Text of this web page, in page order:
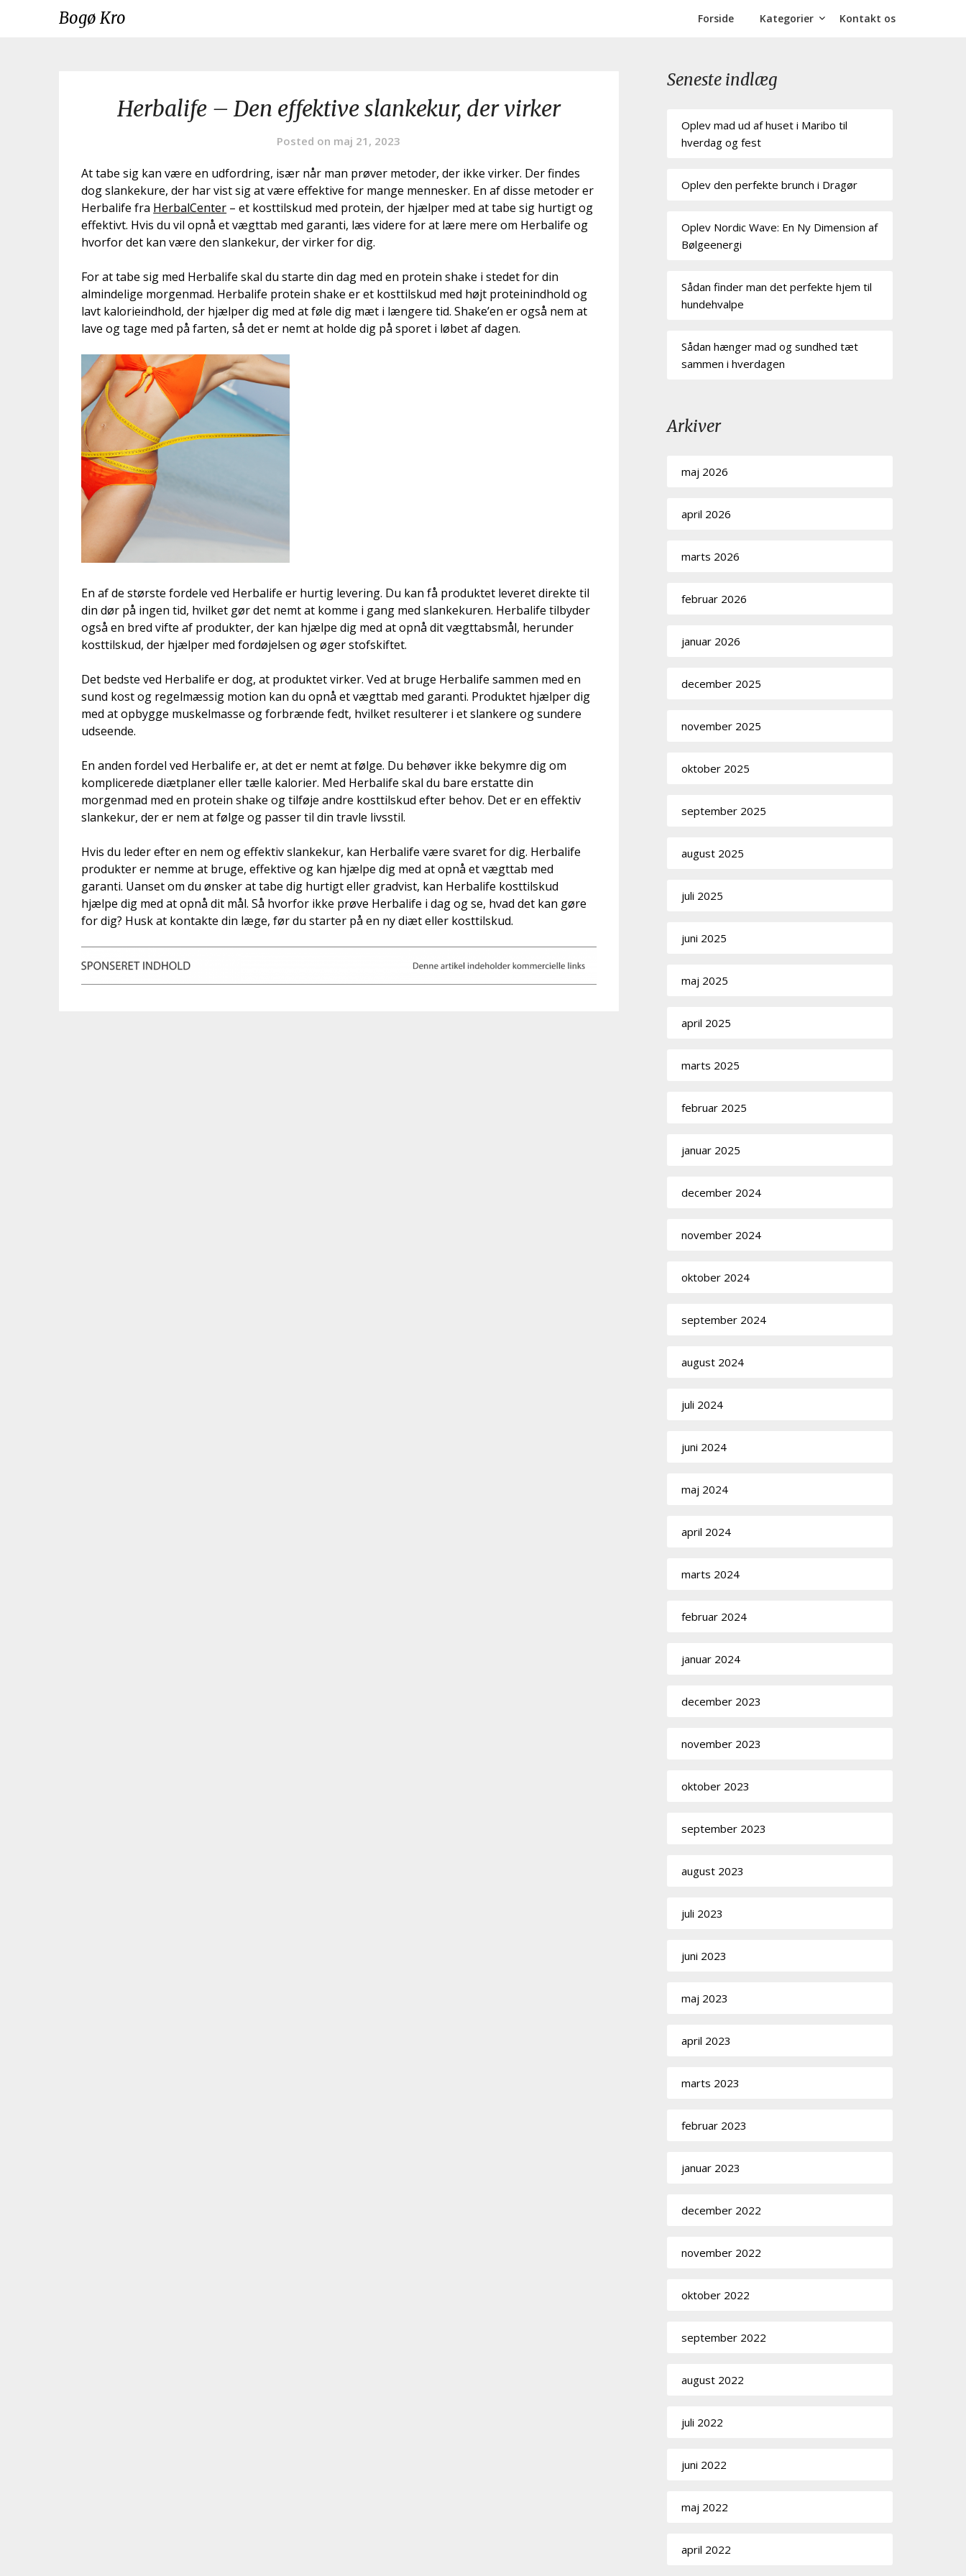
Bogø Kro Forside Kategorier Kontakt os
Herbalife – Den effektive slankekur, der virker
Posted on maj 21, 2023
At tabe sig kan være en udfordring, især når man prøver metoder, der ikke virker. Der findes
dog slankekure, der har vist sig at være effektive for mange mennesker. En af disse metoder er
Herbalife fra HerbalCenter – et kosttilskud med protein, der hjælper med at tabe sig hurtigt og
effektivt. Hvis du vil opnå et vægttab med garanti, læs videre for at lære mere om Herbalife og
hvorfor det kan være den slankekur, der virker for dig.
For at tabe sig med Herbalife skal du starte din dag med en protein shake i stedet for din
almindelige morgenmad. Herbalife protein shake er et kosttilskud med højt proteinindhold og
lavt kalorieindhold, der hjælper dig med at føle dig mæt i længere tid. Shake’en er også nem at
lave og tage med på farten, så det er nemt at holde dig på sporet i løbet af dagen.
En af de største fordele ved Herbalife er hurtig levering. Du kan få produktet leveret direkte til
din dør på ingen tid, hvilket gør det nemt at komme i gang med slankekuren. Herbalife tilbyder
også en bred vifte af produkter, der kan hjælpe dig med at opnå dit vægttabsmål, herunder
kosttilskud, der hjælper med fordøjelsen og øger stofskiftet.
Det bedste ved Herbalife er dog, at produktet virker. Ved at bruge Herbalife sammen med en
sund kost og regelmæssig motion kan du opnå et vægttab med garanti. Produktet hjælper dig
med at opbygge muskelmasse og forbrænde fedt, hvilket resulterer i et slankere og sundere
udseende.
En anden fordel ved Herbalife er, at det er nemt at følge. Du behøver ikke bekymre dig om
komplicerede diætplaner eller tælle kalorier. Med Herbalife skal du bare erstatte din
morgenmad med en protein shake og tilføje andre kosttilskud efter behov. Det er en effektiv
slankekur, der er nem at følge og passer til din travle livsstil.
Hvis du leder efter en nem og effektiv slankekur, kan Herbalife være svaret for dig. Herbalife
produkter er nemme at bruge, effektive og kan hjælpe dig med at opnå et vægttab med
garanti. Uanset om du ønsker at tabe dig hurtigt eller gradvist, kan Herbalife kosttilskud
hjælpe dig med at opnå dit mål. Så hvorfor ikke prøve Herbalife i dag og se, hvad det kan gøre
for dig? Husk at kontakte din læge, før du starter på en ny diæt eller kosttilskud.
Seneste indlæg
Oplev mad ud af huset i Maribo til
hverdag og fest
Oplev den perfekte brunch i Dragør
Oplev Nordic Wave: En Ny Dimension af
Bølgeenergi
Sådan finder man det perfekte hjem til
hundehvalpe
Sådan hænger mad og sundhed tæt
sammen i hverdagen
Arkiver
maj 2026
april 2026
marts 2026
februar 2026
januar 2026
december 2025
november 2025
oktober 2025
september 2025
august 2025
juli 2025
juni 2025
maj 2025
april 2025
marts 2025
februar 2025
januar 2025
december 2024
november 2024
oktober 2024
september 2024
august 2024
juli 2024
juni 2024
maj 2024
april 2024
marts 2024
februar 2024
januar 2024
december 2023
november 2023
oktober 2023
september 2023
august 2023
juli 2023
juni 2023
maj 2023
april 2023
marts 2023
februar 2023
januar 2023
december 2022
november 2022
oktober 2022
september 2022
august 2022
juli 2022
juni 2022
maj 2022
april 2022